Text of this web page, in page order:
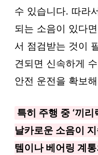
수 있습니다. 따라
되는 소음이 있다
서 점검받는 것이
견되면 신속하게
안전 운전을 확보
특히 주행 중 ‘끼리
날카로운 소음이
템이나 베어링 계